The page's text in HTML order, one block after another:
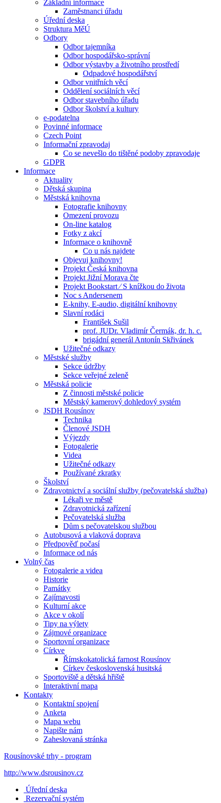
Základní informace
Zaměstnanci úřadu
Úřední deska
Struktura MěÚ
Odbory
Odbor tajemníka
Odbor hospodářsko-správní
Odbor výstavby a životního prostředí
Odpadové hospodářství
Odbor vnitřních věcí
Oddělení sociálních věcí
Odbor stavebního úřadu
Odbor školství a kultury
e-podatelna
Povinné informace
Czech Point
Informační zpravodaj
Co se nevešlo do tištěné podoby zpravodaje
GDPR
Informace
Aktuality
Dětská skupina
Městská knihovna
Fotografie knihovny
Omezení provozu
On-line katalog
Fotky z akcí
Informace o knihovně
Co u nás najdete
Objevuj knihovny!
Projekt Česká knihovna
Projekt Jižní Morava čte
Projekt Bookstart ⁄ S knížkou do života
Noc s Andersenem
E-knihy, E-audio, digitální knihovny
Slavní rodáci
František Sušil
prof. JUDr. Vladimír Čermák, dr. h. c.
brigádní generál Antonín Skřivánek
Užitečné odkazy
Městské služby
Sekce údržby
Sekce veřejné zeleně
Městská policie
Z činnosti městské policie
Městský kamerový dohledový systém
JSDH Rousínov
Technika
Členové JSDH
Výjezdy
Fotogalerie
Videa
Užitečné odkazy
Používané zkratky
Školství
Zdravotnictví a sociální služby (pečovatelská služba)
Lékaři ve městě
Zdravotnická zařízení
Pečovatelská služba
Dům s pečovatelskou službou
Autobusová a vlaková doprava
Předpověď počasí
Informace od nás
Volný čas
Fotogalerie a videa
Historie
Památky
Zajímavosti
Kulturní akce
Akce v okolí
Tipy na výlety
Zájmové organizace
Sportovní organizace
Církve
Římskokatolická farnost Rousínov
Církev československá husitská
Sportoviště a dětská hřiště
Interaktivní mapa
Kontakty
Kontaktní spojení
Anketa
Mapa webu
Napište nám
Zaheslovaná stránka
Rousínovské trhy - program
http://www.dsrousinov.cz
Úřední deska
Rezervační systém